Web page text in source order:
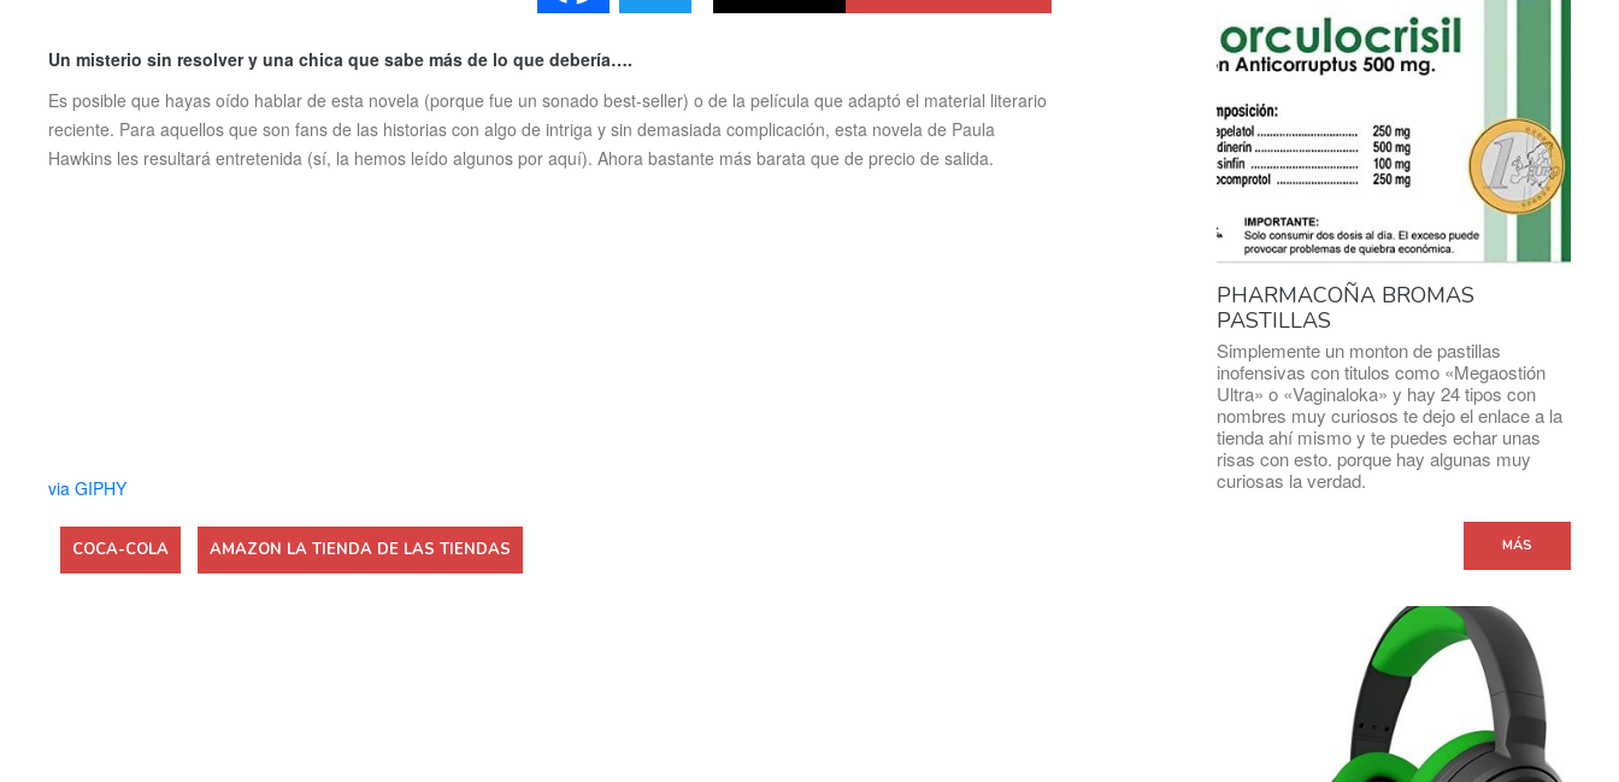
Un misterio sin resolver y una chica que sabe más de lo que debería….
Es posible que hayas oído hablar de esta novela (porque fue un sonado best-seller) o de la película que adaptó el material literario
reciente. Para aquellos que son fans de las historias con algo de intriga y sin demasiada complicación, esta novela de Paula
Hawkins les resultará entretenida (sí, la hemos leído algunos por aquí). Ahora bastante más barata que de precio de salida.
via GIPHY
COCA-COLA AMAZON LA TIENDA DE LAS TIENDAS
PHARMACOÑA BROMAS
PASTILLAS
Simplemente un monton de pastillas
inofensivas con titulos como «Megaostión
Ultra» o «Vaginaloka» y hay 24 tipos con
nombres muy curiosos te dejo el enlace a la
tienda ahí mismo y te puedes echar unas
risas con esto. porque hay algunas muy
curiosas la verdad.
MÁS